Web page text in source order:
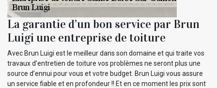
La garantie d’un bon service par Brun
Luigi une entreprise de toiture
Avec Brun Luigi est le meilleur dans son domaine et qui traite vos
travaux d’entretien de toiture vos problèmes ne seront plus une
source d’ennui pour vous et votre budget. Brun Luigi vous assure
un service fiable et en profondeur !! Et en ce moment les prix sont